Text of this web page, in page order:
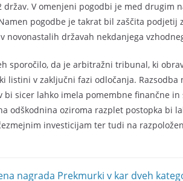
držav. V omenjeni pogodbi je med drugim
pogodbe je takrat bil zaščita podjetij
novonastalih državah nekdanjega
sporočilo, da je arbitražni tribunal, ki
listini v zaključni fazi odločanja.
bi sicer lahko imela pomembne finančne
odškodnina oziroma razplet postopka bi
investicijam ter tudi na
nagrada Prekmurki v kar dveh